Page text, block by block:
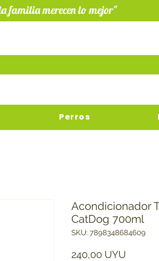
familia merecen lo mejor"
Perros
Acondicionador
CatDog 700ml
SKU: 7898348684609
240,00 UYU